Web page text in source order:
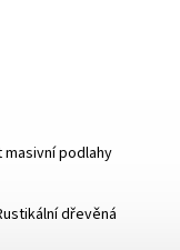
masivní podlahy
dřevěná